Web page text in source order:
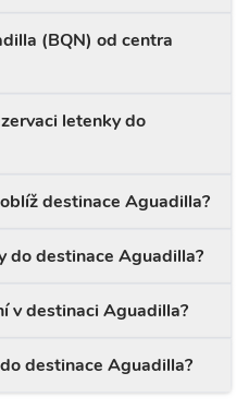
(BQN) od centra
letenky do
destinace Aguadilla?
do destinace Aguadilla?
v destinaci Aguadilla?
destinace Aguadilla?